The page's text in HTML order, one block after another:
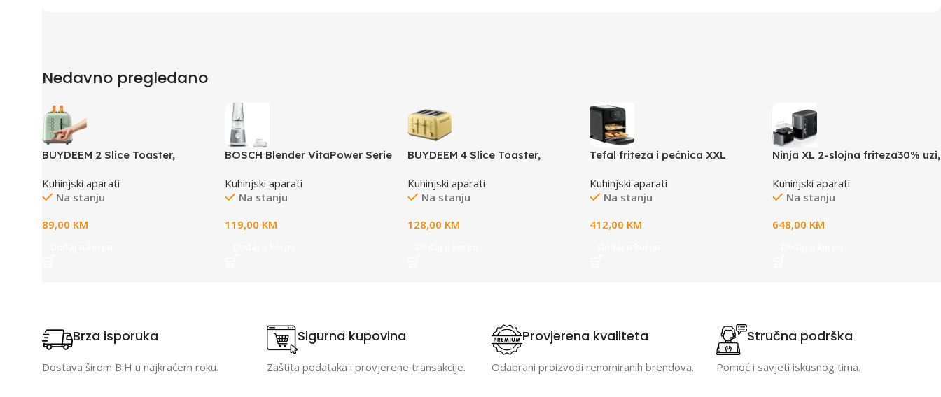
Nedavno pregledano
BUYDEEM 2 Slice Toaster,
Greenish, EU
Kuhinjski aparati
Na stanju
89,00 KM
BOSCH Blender VitaPower Serie
ToGo Boca
Kuhinjski aparati
Na stanju
119,00 KM
BUYDEEM 4 Slice Toaster,
Yellow, EU
Kuhinjski aparati
Na stanju
128,00 KM
Tefal friteza i pećnica XXL
Kuhinjski aparati
Na stanju
412,00 KM
Ninja XL 2-slojna friteza30% uzi,
snaga 2470W, tezina 10.3kg
Kuhinjski aparati
Na stanju
648,00 KM
Brza isporuka
Dostava širom BiH u najkraćem roku.
Sigurna kupovina
Zaštita podataka i provjerene transakcije.
Provjerena kvaliteta
Odabrani proizvodi renomiranih brendova.
Stručna podrška
Pomoć i savjeti iskusnog tima.